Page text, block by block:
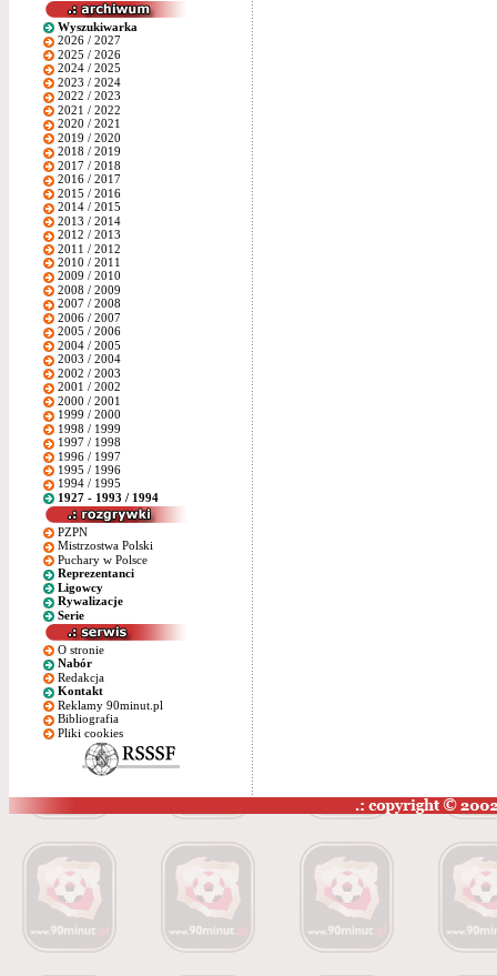
Wyszukiwarka
2026 / 2027
2025 / 2026
2024 / 2025
2023 / 2024
2022 / 2023
2021 / 2022
2020 / 2021
2019 / 2020
2018 / 2019
2017 / 2018
2016 / 2017
2015 / 2016
2014 / 2015
2013 / 2014
2012 / 2013
2011 / 2012
2010 / 2011
2009 / 2010
2008 / 2009
2007 / 2008
2006 / 2007
2005 / 2006
2004 / 2005
2003 / 2004
2002 / 2003
2001 / 2002
2000 / 2001
1999 / 2000
1998 / 1999
1997 / 1998
1996 / 1997
1995 / 1996
1994 / 1995
1927 - 1993 / 1994
PZPN
Mistrzostwa Polski
Puchary w Polsce
Reprezentanci
Ligowcy
Rywalizacje
Serie
O stronie
Nabór
Redakcja
Kontakt
Reklamy 90minut.pl
Bibliografia
Pliki cookies